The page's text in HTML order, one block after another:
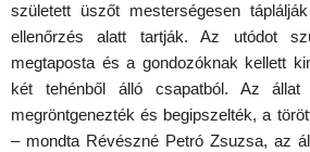
született üszőt mesterségesen
ellenőrzés alatt tartják. Az utódot
megtaposta és a gondozóknak kellett
két tehénből álló csapatból. Az állat
megröntgenezték és begipszelték, a
– mondta Révészné Petró Zsuzsa, az